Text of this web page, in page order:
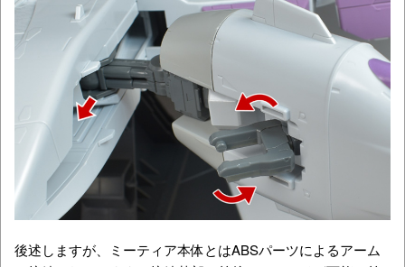
後述しますが、ミーティア本体とはABSパーツによるアーム